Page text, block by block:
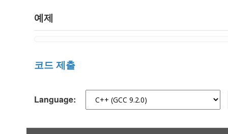
예제
코드 제출
Language: